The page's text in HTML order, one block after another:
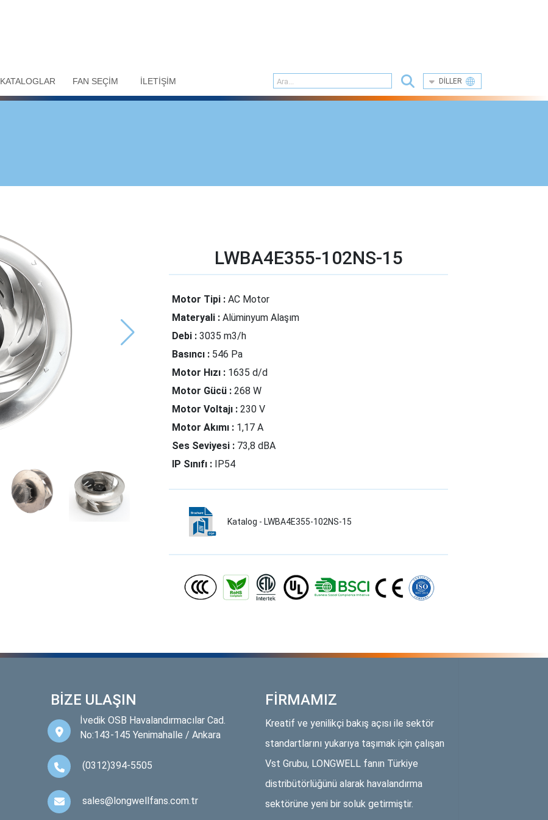
KATALOGLAR FAN SEÇİM İLETİŞİM DILLER
LWBA4E355-102NS-15
Motor Tipi : AC Motor
Materyali : Alüminyum Alaşım
Debi : 3035 m3/h
Basıncı : 546 Pa
Motor Hızı : 1635 d/d
Motor Gücü : 268 W
Motor Voltajı : 230 V
Motor Akımı : 1,17 A
Ses Seviyesi : 73,8 dBA
IP Sınıfı : IP54
Katalog - LWBA4E355-102NS-15
BİZE ULAŞIN
İvedik OSB Havalandırmacılar Cad.
No:143-145 Yenimahalle / Ankara
(0312)394-5505
sales@longwellfans.com.tr
FİRMAMIZ
Kreatif ve yenilikçi bakış açısı ile sektör
standartlarını yukarıya taşımak için çalışan
Vst Grubu, LONGWELL fanın Türkiye
distribütörlüğünü alarak havalandırma
sektörüne yeni bir soluk getirmiştir.